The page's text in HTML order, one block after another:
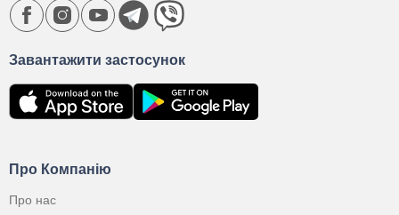
Про Компанію
Про нас
Завантажити застосунок